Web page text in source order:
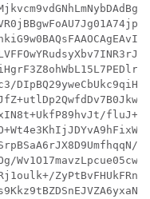
fluJ+s/